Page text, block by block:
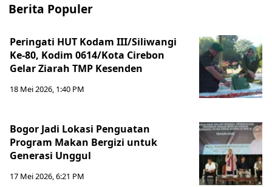
Berita Populer
Peringati HUT Kodam III/Siliwangi
Ke-80, Kodim 0614/Kota Cirebon
Gelar Ziarah TMP Kesenden
18 Mei 2026, 1:40 PM
Bogor Jadi Lokasi Penguatan
Program Makan Bergizi untuk
Generasi Unggul
17 Mei 2026, 6:21 PM